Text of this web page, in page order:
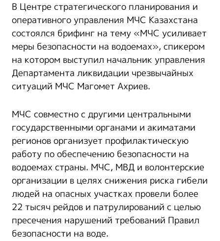
В Центре стратегического планирования и
оперативного управления МЧС Казахстана
состоялся брифинг на тему «МЧС усиливает
меры безопасности на водоемах», спикером
на котором выступил начальник управления
Департамента ликвидации чрезвычайных
ситуаций МЧС Магомет Ахриев.
МЧС совместно с другими центральными
государственными органами и акиматами
регионов организует профилактическую
работу по обеспечению безопасности на
водоемах страны. МЧС, МВД и волонтерские
организации в целях снижения риска гибели
людей на опасных участках провели более
22 тысяч рейдов и патрулирований с целью
пресечения нарушений требований Правил
безопасности на воде.